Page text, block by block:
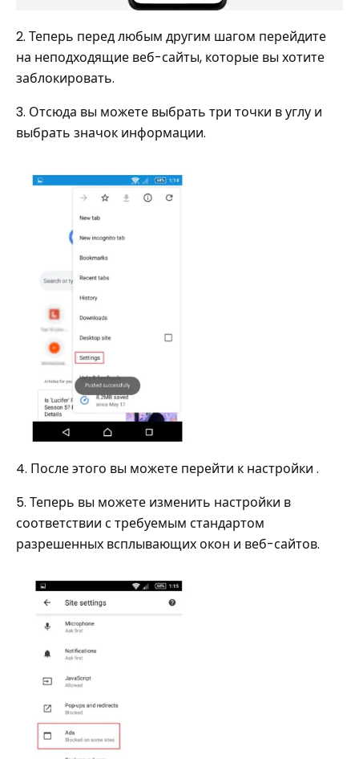
2. Теперь перед любым другим шагом перейдите
на неподходящие веб-сайты, которые вы хотите
заблокировать.
3. Отсюда вы можете выбрать три точки в углу и
выбрать значок информации.
4. После этого вы можете перейти к настройки .
5. Теперь вы можете изменить настройки в
соответствии с требуемым стандартом
разрешенных всплывающих окон и веб-сайтов.